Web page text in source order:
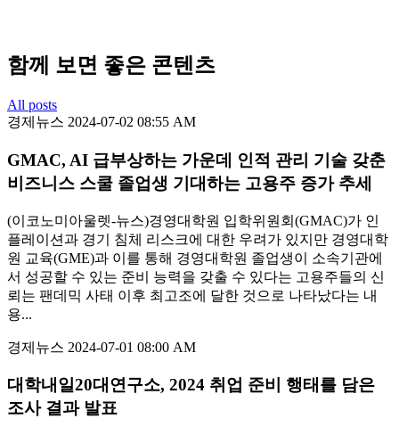
함께 보면 좋은 콘텐츠
All posts
경제뉴스 2024-07-02 08:55 AM
GMAC, AI 급부상하는 가운데 인적 관리 기술 갖춘
비즈니스 스쿨 졸업생 기대하는 고용주 증가 추세
(이코노미아울렛-뉴스)경영대학원 입학위원회(GMAC)가 인
플레이션과 경기 침체 리스크에 대한 우려가 있지만 경영대학
원 교육(GME)과 이를 통해 경영대학원 졸업생이 소속기관에
서 성공할 수 있는 준비 능력을 갖출 수 있다는 고용주들의 신
뢰는 팬데믹 사태 이후 최고조에 달한 것으로 나타났다는 내
용...
경제뉴스 2024-07-01 08:00 AM
대학내일20대연구소, 2024 취업 준비 행태를 담은
조사 결과 발표